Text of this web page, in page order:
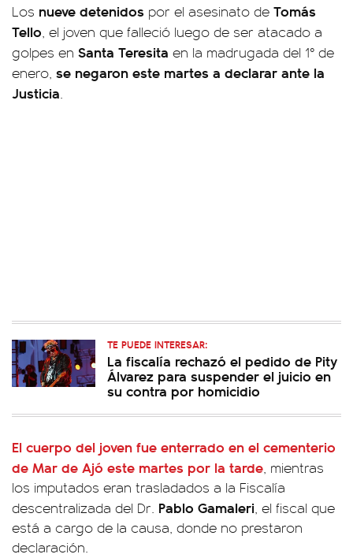
Los nueve detenidos por el asesinato de Tomás
Tello, el joven que falleció luego de ser atacado a
golpes en Santa Teresita en la madrugada del 1° de
enero, se negaron este martes a declarar ante la
Justicia.
TE PUEDE INTERESAR:
La fiscalía rechazó el pedido de Pity
Álvarez para suspender el juicio en
su contra por homicidio
El cuerpo del joven fue enterrado en el cementerio
de Mar de Ajó este martes por la tarde, mientras
los imputados eran trasladados a la Fiscalía
descentralizada del Dr. Pablo Gamaleri, el fiscal que
está a cargo de la causa, donde no prestaron
declaración.